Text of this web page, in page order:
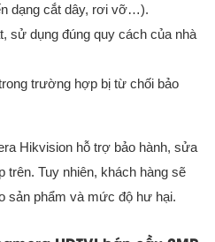
dạng cắt dây, rơi vỡ…).
sử dụng đúng quy cách của nhà
trường hợp bị từ chối bảo
Hikvision hỗ trợ bảo hành, sửa
Tuy nhiên, khách hàng sẽ
sản phẩm và mức độ hư hại.